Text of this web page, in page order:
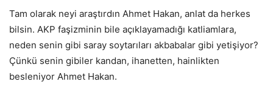
Tam olarak neyi araştırdın Ahmet Hakan, anlat da herkes
bilsin. AKP faşizminin bile açıklayamadığı katliamlara,
neden senin gibi saray soytarıları akbabalar gibi yetişiyor?
Çünkü senin gibiler kandan, ihanetten, hainlikten
besleniyor Ahmet Hakan.